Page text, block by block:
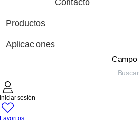
Contacto
Productos
Aplicaciones
Campo
Iniciar sesión
Favoritos